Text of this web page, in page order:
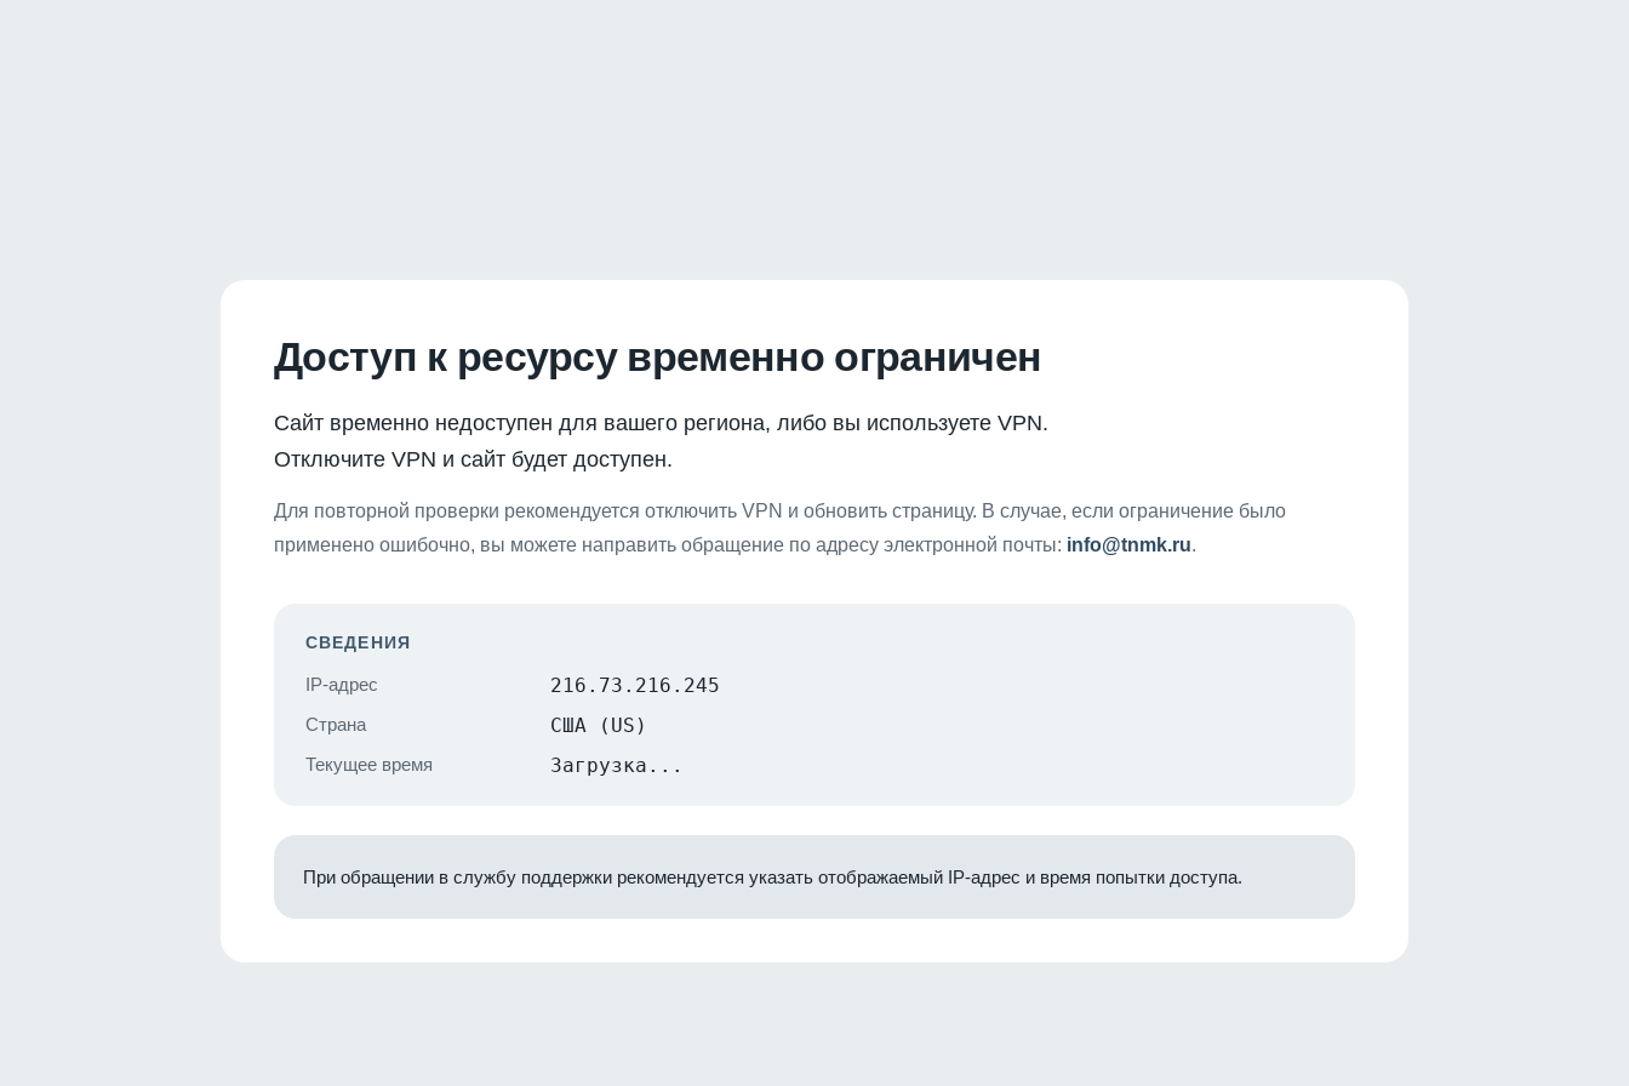
Доступ к ресурсу временно ограничен
Сайт временно недоступен для вашего региона, либо вы используете VPN.
Отключите VPN и сайт будет доступен.
Для повторной проверки рекомендуется отключить VPN и обновить страницу. В случае, если ограничение было
применено ошибочно, вы можете направить обращение по адресу электронной почты: info@tnmk.ru.
СВЕДЕНИЯ
IP-адрес 216.73.216.245
Страна США (US)
Текущее время Загрузка...
При обращении в службу поддержки рекомендуется указать отображаемый IP-адрес и время попытки доступа.